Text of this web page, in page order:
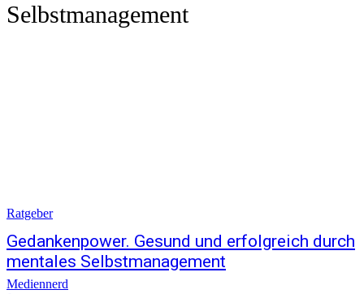
Selbstmanagement
Ratgeber
Gedankenpower. Gesund und erfolgreich durch
mentales Selbstmanagement
Mediennerd